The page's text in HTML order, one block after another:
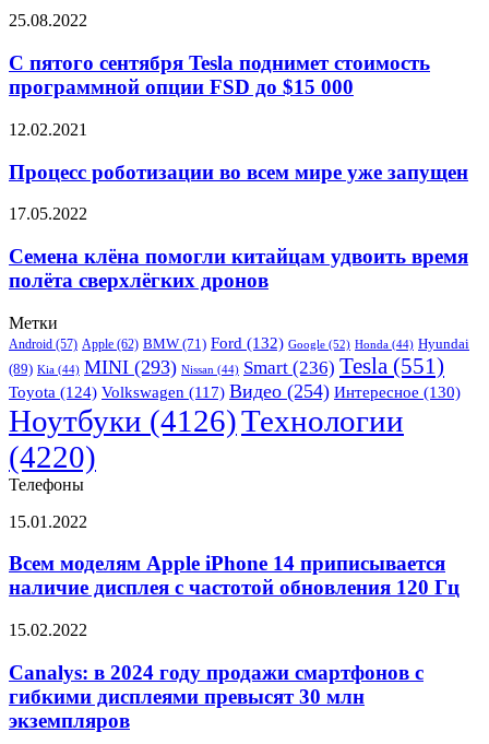
активности
сфере
автопилота
С
сентября
Tesla
поднимет
программной
FSD
$15
25.08.2022
С пятого сентября Tesla поднимет стоимость
программной опции FSD до $15 000
Процесс
во
всем
мире
запущен
12.02.2021
Процесс роботизации во всем мире уже запущен
Семена
помогли
китайцам
удвоить
полёта
сверхлёгких
дронов
17.05.2022
Семена клёна помогли китайцам удвоить время
полёта сверхлёгких дронов
Метки
Android (57) Apple (62) BMW (71) Ford (132) Google (52) Honda (44) Hyundai
(89) Kia (44) MINI (293) Nissan (44) Smart (236) Tesla (551)
Toyota (124) Volkswagen (117) Видео (254) Интересное (130)
Ноутбуки (4126)Технологии
(4220)
Телефоны
Всем
Apple
14
наличие
с
частотой
обновления
15.01.2022
Всем моделям Apple iPhone 14 приписывается
наличие дисплея с частотой обновления 120 Гц
Canalys:
2024
году
продажи
смартфонов
15.02.2022
Canalys: в 2024 году продажи смартфонов с
гибкими дисплеями превысят 30 млн
экземпляров